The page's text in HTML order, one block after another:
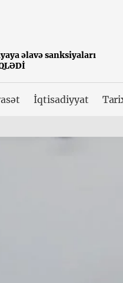
əlavə sanksiyaları
İqtisadiyyat